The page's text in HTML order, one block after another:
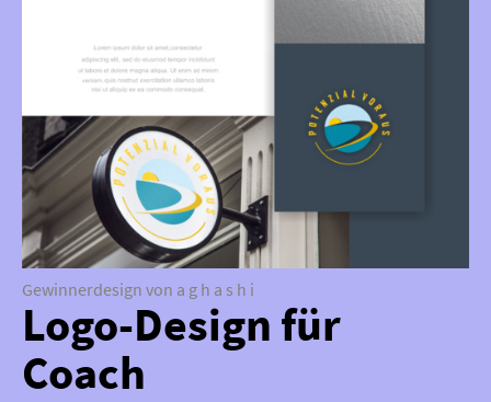
Gewinnerdesign von a g h a s h i
Logo-Design für
Coach